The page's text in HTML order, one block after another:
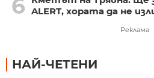
6 ALERT, хората да не
Реклама
НАЙ-ЧЕТЕНИ